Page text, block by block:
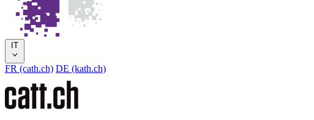
IT
FR (cath.ch) DE (kath.ch)